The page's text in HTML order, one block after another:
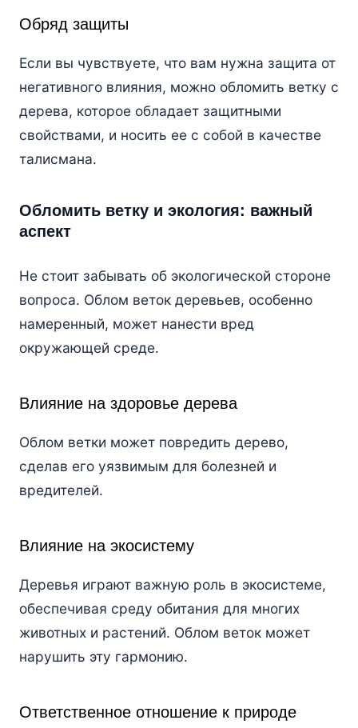
Обряд защиты
Если вы чувствуете, что вам нужна защита от
негативного влияния, можно обломить ветку с
дерева, которое обладает защитными
свойствами, и носить ее с собой в качестве
талисмана.
Обломить ветку и экология: важный
аспект
Не стоит забывать об экологической стороне
вопроса. Облом веток деревьев, особенно
намеренный, может нанести вред
окружающей среде.
Влияние на здоровье дерева
Облом ветки может повредить дерево,
сделав его уязвимым для болезней и
вредителей.
Влияние на экосистему
Деревья играют важную роль в экосистеме,
обеспечивая среду обитания для многих
животных и растений. Облом веток может
нарушить эту гармонию.
Ответственное отношение к природе